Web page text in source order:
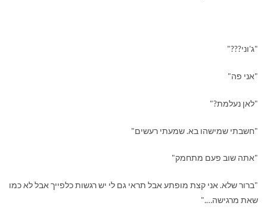
"ג'וני???"
"אני פה"
"לאן נעלמת?"
"חשבתי שמישהו בא. שמעתי רעשים"
"אתה שוב פעם מתחמק"
"ברור שלא. אני קצת מופתע אבל תראי גם לי יש רגשות כלפייך אבל לא כמו
שאת מרגישה…."